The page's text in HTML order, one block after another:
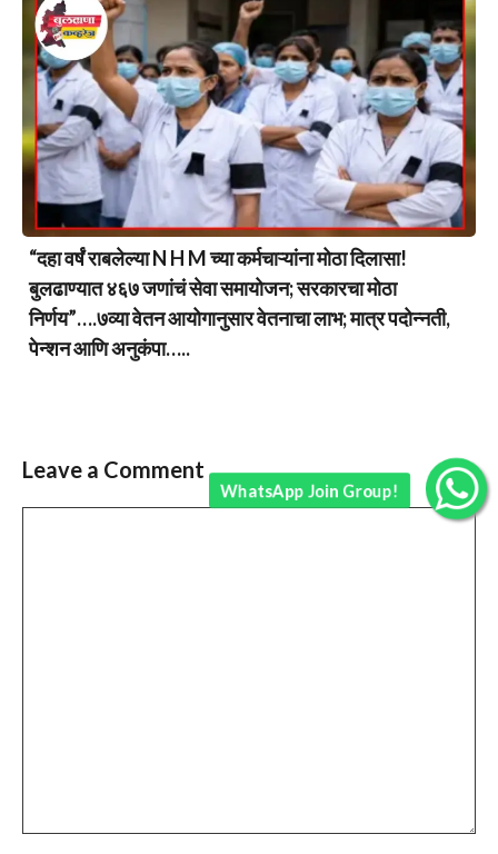
“दहा वर्षं राबलेल्या N H M च्या कर्मचाऱ्यांना मोठा दिलासा!
बुलढाण्यात ४६७ जणांचं सेवा समायोजन; सरकारचा मोठा
निर्णय”….७व्या वेतन आयोगानुसार वेतनाचा लाभ; मात्र पदोन्नती,
पेन्शन आणि अनुकंपा…..
Leave a Comment
WhatsApp Join Group!